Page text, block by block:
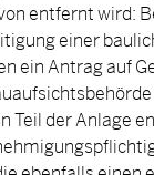
entfernt wird:
einer
ein Antrag auf
Teil der Anlage